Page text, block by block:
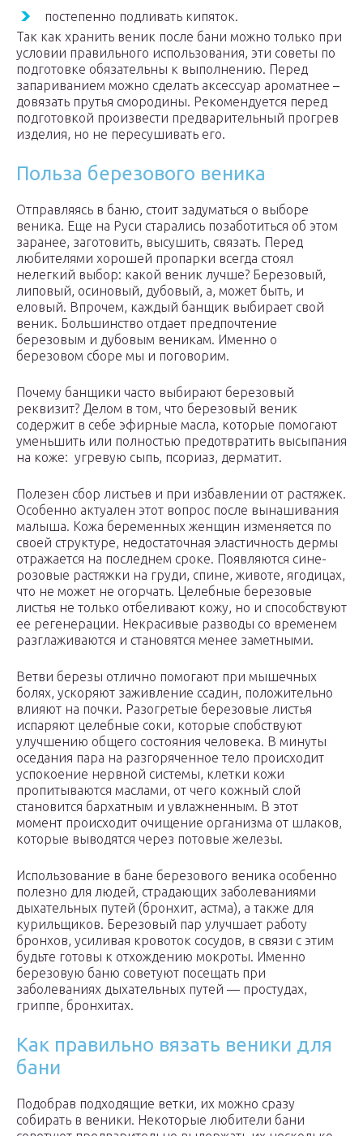
постепенно подливать кипяток.
Так как хранить веник после бани можно только при
условии правильного использования, эти советы по
подготовке обязательны к выполнению. Перед
запариванием можно сделать аксессуар ароматнее –
довязать прутья смородины. Рекомендуется перед
подготовкой произвести предварительный прогрев
изделия, но не пересушивать его.
Польза березового веника
Отправляясь в баню, стоит задуматься о выборе
веника. Еще на Руси старались позаботиться об этом
заранее, заготовить, высушить, связать. Перед
любителями хорошей пропарки всегда стоял
нелегкий выбор: какой веник лучше? Березовый,
липовый, осиновый, дубовый, а, может быть, и
еловый. Впрочем, каждый банщик выбирает свой
веник. Большинство отдает предпочтение
березовым и дубовым веникам. Именно о
березовом сборе мы и поговорим.
Почему банщики часто выбирают березовый
реквизит? Делом в том, что березовый веник
содержит в себе эфирные масла, которые помогают
уменьшить или полностью предотвратить высыпания
на коже: угревую сыпь, псориаз, дерматит.
Полезен сбор листьев и при избавлении от растяжек.
Особенно актуален этот вопрос после вынашивания
малыша. Кожа беременных женщин изменяется по
своей структуре, недостаточная эластичность дермы
отражается на последнем сроке. Появляются сине-
розовые растяжки на груди, спине, животе, ягодицах,
что не может не огорчать. Целебные березовые
листья не только отбеливают кожу, но и способствуют
ее регенерации. Некрасивые разводы со временем
разглаживаются и становятся менее заметными.
Ветви березы отлично помогают при мышечных
болях, ускоряют заживление ссадин, положительно
влияют на почки. Разогретые березовые листья
испаряют целебные соки, которые спобствуют
улучшению общего состояния человека. В минуты
оседания пара на разгоряченное тело происходит
успокоение нервной системы, клетки кожи
пропитываются маслами, от чего кожный слой
становится бархатным и увлажненным. В этот
момент происходит очищение организма от шлаков,
которые выводятся через потовые железы.
Использование в бане березового веника особенно
полезно для людей, страдающих заболеваниями
дыхательных путей (бронхит, астма), а также для
курильщиков. Березовый пар улучшает работу
бронхов, усиливая кровоток сосудов, в связи с этим
будьте готовы к отхождению мокроты. Именно
березовую баню советуют посещать при
заболеваниях дыхательных путей — простудах,
гриппе, бронхитах.
Как правильно вязать веники для
бани
Подобрав подходящие ветки, их можно сразу
собирать в веники. Некоторые любители бани